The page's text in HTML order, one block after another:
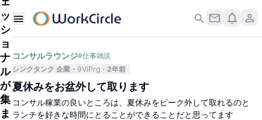
ッ
シ
ョ
ナ
ル
が
集
ま
コンサルラウンジ#仕事雑談
シンクタンク 企業
9ViPrg 2年前
夏休みをお盆外して取ります
コンサル稼業の良いところは、夏休みをピーク外して取れるのと
ランチを好きな時間にとることができることだと思ってます